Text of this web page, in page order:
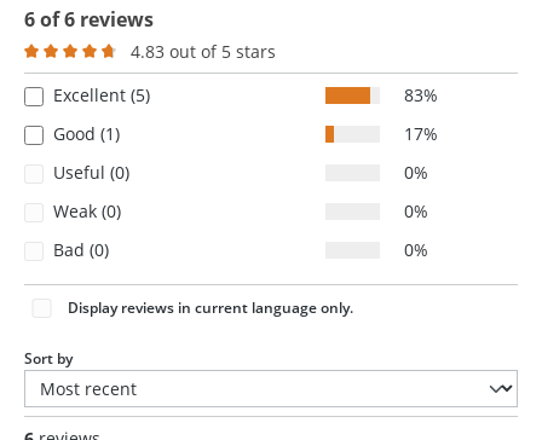
6 of 6 reviews
Average rating of 4.8 out of 5 stars
4.83 out of 5 stars
Excellent (5)
83%
Good (1)
17%
Useful (0)
0%
Weak (0)
0%
Bad (0)
0%
Display reviews in current language only.
Sort by